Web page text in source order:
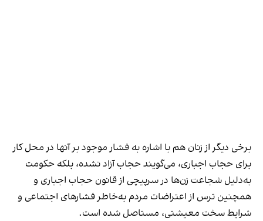
برخی دیگر از زنان هم با اشاره به فشار موجود بر آنها در محل کار
برای حجاب اجباری، می‌گویند حجاب آزاد نشده، بلکه حکومت
به‌دلیل شجاعت زن‌ها در سرپیچی از قانون حجاب اجباری و
همچنین ترس از اعتراضات مردم به‌خاطر فشارهای اجتماعی و
شرایط سخت معیشتی، مستاصل شده است.